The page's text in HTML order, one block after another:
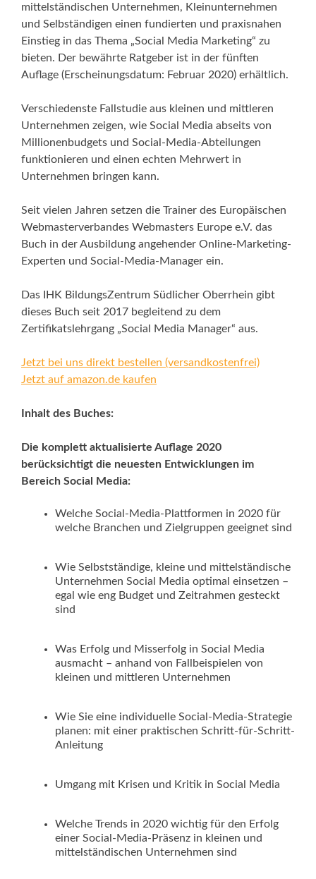
mittelständischen Unternehmen, Kleinunternehmen
und Selbständigen einen fundierten und praxisnahen
Einstieg in das Thema „Social Media Marketing“ zu
bieten. Der bewährte Ratgeber ist in der fünften
Auflage (Erscheinungsdatum: Februar 2020) erhältlich.
Verschiedenste Fallstudie aus kleinen und mittleren
Unternehmen zeigen, wie Social Media abseits von
Millionenbudgets und Social-Media-Abteilungen
funktionieren und einen echten Mehrwert in
Unternehmen bringen kann.
Seit vielen Jahren setzen die Trainer des Europäischen
Webmasterverbandes Webmasters Europe e.V. das
Buch in der Ausbildung angehender Online-Marketing-
Experten und Social-Media-Manager ein.
Das IHK BildungsZentrum Südlicher Oberrhein gibt
dieses Buch seit 2017 begleitend zu dem
Zertifikatslehrgang „Social Media Manager“ aus.
Jetzt bei uns direkt bestellen (versandkostenfrei)
Jetzt auf amazon.de kaufen
Inhalt des Buches:
Die komplett aktualisierte Auflage 2020
berücksichtigt die neuesten Entwicklungen im
Bereich Social Media:
Welche Social-Media-Plattformen in 2020 für
welche Branchen und Zielgruppen geeignet sind
Wie Selbstständige, kleine und mittelständische
Unternehmen Social Media optimal einsetzen –
egal wie eng Budget und Zeitrahmen gesteckt
sind
Was Erfolg und Misserfolg in Social Media
ausmacht – anhand von Fallbeispielen von
kleinen und mittleren Unternehmen
Wie Sie eine individuelle Social-Media-Strategie
planen: mit einer praktischen Schritt-für-Schritt-
Anleitung
Umgang mit Krisen und Kritik in Social Media
Welche Trends in 2020 wichtig für den Erfolg
einer Social-Media-Präsenz in kleinen und
mittelständischen Unternehmen sind